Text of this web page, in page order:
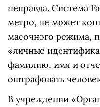
неправда. Система
метро, не может
масочного режима,
«личные
фамилию, имя и
оштрафовать
В учреждении